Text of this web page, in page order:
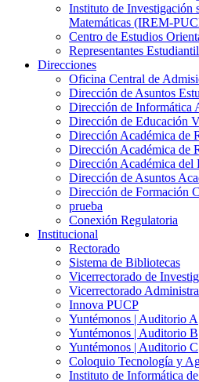
Instituto de Investigación
Matemáticas (IREM-
Centro de Estudios
Representantes
Direcciones
Oficina Central de
Dirección de Asuntos
Dirección de Informática
Dirección de Educación
Dirección Académica de
Dirección Académica de
Dirección Académica del
Dirección de Asuntos
Dirección de Formación
prueba
Conexión Regulatoria
Institucional
Rectorado
Sistema de Bibliotecas
Vicerrectorado de
Vicerrectorado
Innova PUCP
Yuntémonos | Auditorio A
Yuntémonos | Auditorio B
Yuntémonos | Auditorio C
Coloquio Tecnología y
Instituto de Informática